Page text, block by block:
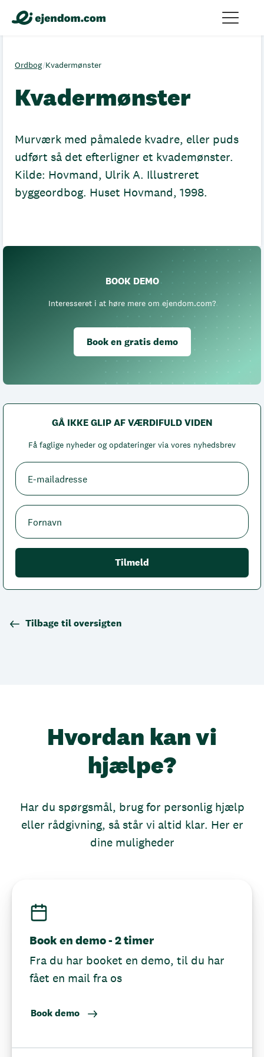
Ordbog/Kvadermønster
Kvadermønster
Murværk med påmalede kvadre, eller puds
udført så det efterligner et kvademønster.
Kilde: Hovmand, Ulrik A. Illustreret
byggeordbog. Huset Hovmand, 1998.
BOOK DEMO
Interesseret i at høre mere om ejendom.com?
Book en gratis demo
GÅ IKKE GLIP AF VÆRDIFULD VIDEN
Få faglige nyheder og opdateringer via vores nyhedsbrev
Tilbage til oversigten
Hvordan kan vi
hjælpe?
Har du spørgsmål, brug for personlig hjælp
eller rådgivning, så står vi altid klar. Her er
dine muligheder
Book en demo - 2 timer
Fra du har booket en demo, til du har
fået en mail fra os
Book demo